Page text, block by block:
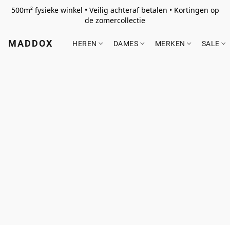
500m² fysieke winkel • Veilig achteraf betalen • Kortingen op
de zomercollectie
MADDOX HEREN DAMES MERKEN SALE